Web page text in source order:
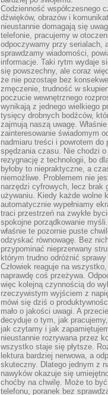
Codzienność współczesnego
dźwięków, obrazów i
nieustannie domagają się
telefonie, pracujemy w
odpoczywamy przy serialach,
sprawdzamy wiadomości,
informacje. Taki rytm wydaje
się powszechny, ale coraz
że nie pozostaje bez
zmęczenie, trudność w
poczucie wewnętrznego
wynikają z jednego wielkiego
tysięcy drobnych bodźców,
zajmują naszą uwagę.
zainteresowanie świadomym
nadmiaru treści i powrotem do
spędzania czasu. Nie chodzi o
rezygnację z technologii, bo
byłoby to niepraktyczne, a
niemożliwe. Problemem nie
narzędzi cyfrowych, lecz brak
używaniu. Kiedy każde wolne
automatycznie wypełniamy
traci przestrzeń na zwykłe
spokojne porządkowanie
właśnie te pozornie puste
odzyskać równowagę. Bez
przypominać nieprzerwany
którym trudno odróżnić sprawy
Człowiek reaguje na
naprawdę coś przeżywa.
więc kolejną czynnością do
rzeczywistym wyjściem z
mówi się dziś o
mało o jakości uwagi. A
decyduje o tym, jak
jak czytamy i jak
nieustannie rozrywana przez
wszystko staje się płytsze.
lektura bardziej nerwowa, a
skuteczny. Dlatego jednym z
nawyków okazuje się
choćby na chwilę. Może to
telefonu, poranek bez